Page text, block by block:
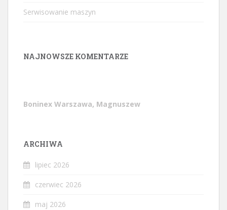
Serwisowanie maszyn
NAJNOWSZE KOMENTARZE
Boninex Warszawa, Magnuszew
ARCHIWA
lipiec 2026
czerwiec 2026
maj 2026